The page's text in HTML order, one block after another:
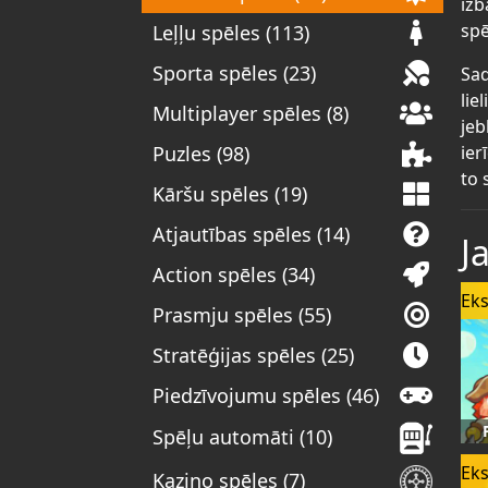
Leļļu spēles (113)
Sporta spēles (23)
Multiplayer spēles (8)
Puzles (98)
Kāršu spēles (19)
Atjautības spēles (14)
Action spēles (34)
Prasmju spēles (55)
Stratēģijas spēles (25)
Piedzīvojumu spēles (46)
Spēļu automāti (10)
Kazino spēles (7)
to